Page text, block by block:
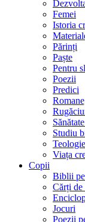
Femei
Istoria
Părinți
Paște
Pentru
Poezii
Predici
Studiu
Teologie
Viața
Copii
Biblii
Cărți
Jocuri
Poezii